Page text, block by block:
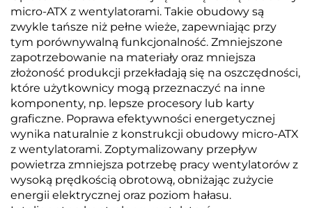
micro-ATX z wentylatorami. Takie obudowy są
zwykle tańsze niż pełne wieże, zapewniając przy
tym porównywalną funkcjonalność. Zmniejszone
zapotrzebowanie na materiały oraz mniejsza
złożoność produkcji przekładają się na oszczędności,
które użytkownicy mogą przeznaczyć na inne
komponenty, np. lepsze procesory lub karty
graficzne. Poprawa efektywności energetycznej
wynika naturalnie z konstrukcji obudowy micro-ATX
z wentylatorami. Zoptymalizowany przepływ
powietrza zmniejsza potrzebę pracy wentylatorów z
wysoką prędkością obrotową, obniżając zużycie
energii elektrycznej oraz poziom hałasu.